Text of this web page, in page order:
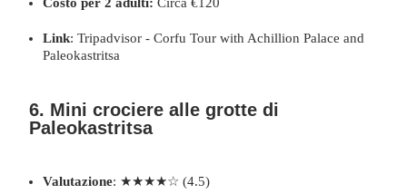
Link:Tripadvisor - Corfu Tour with Achillion Palace and
Paleokastritsa
6. Mini crociere alle grotte di
Paleokastritsa
Valutazione: ★★★★☆ (4.5)